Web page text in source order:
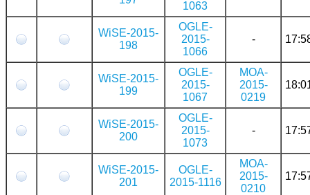
1063
WiSE-2015-
198
OGLE-
2015-
1066
-
WiSE-2015-
199
OGLE-
2015-
1067
MOA-
2015-
0219
WiSE-2015-
200
OGLE-
2015-
1073
-
WiSE-2015-
201
OGLE-
2015-1116
MOA-
2015-
0210